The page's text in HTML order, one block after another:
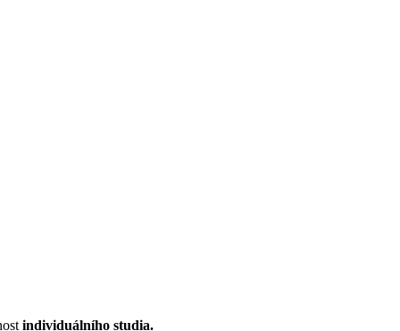
individuálního studia.